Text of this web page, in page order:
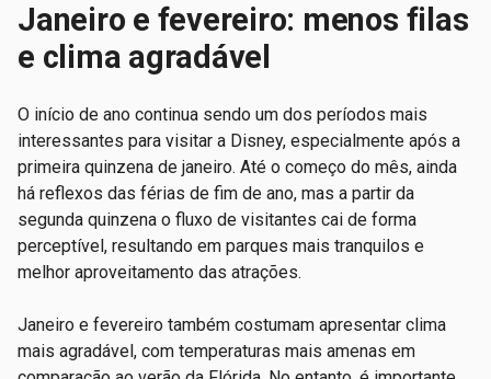
Janeiro e fevereiro: menos filas
e clima agradável
O início de ano continua sendo um dos períodos mais
interessantes para visitar a Disney, especialmente após a
primeira quinzena de janeiro. Até o começo do mês, ainda
há reflexos das férias de fim de ano, mas a partir da
segunda quinzena o fluxo de visitantes cai de forma
perceptível, resultando em parques mais tranquilos e
melhor aproveitamento das atrações.
Janeiro e fevereiro também costumam apresentar clima
mais agradável, com temperaturas mais amenas em